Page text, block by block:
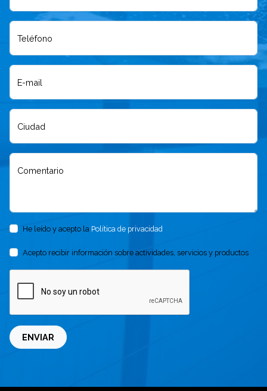
Teléfono
E-mail
Ciudad
Comentario
He leído y acepto la Política de privacidad
Acepto recibir información sobre actividades, servicios y productos
ENVIAR